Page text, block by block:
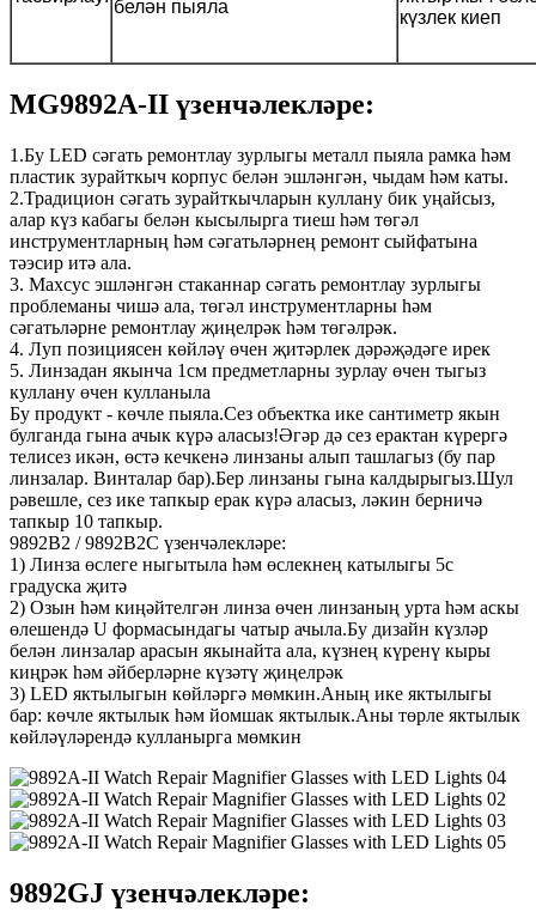
белән пыяла
күзлек киеп
MG9892A-II үзенчәлекләре:
1.Бу LED сәгать ремонтлау зурлыгы металл пыяла рамка һәм
пластик зурайткыч корпус белән эшләнгән, чыдам һәм каты.
2.Традицион сәгать зурайткычларын куллану бик уңайсыз,
алар күз кабагы белән кысылырга тиеш һәм төгәл
инструментларның һәм сәгатьләрнең ремонт сыйфатына
тәэсир итә ала.
3. Махсус эшләнгән стаканнар сәгать ремонтлау зурлыгы
проблеманы чишә ала, төгәл инструментларны һәм
сәгатьләрне ремонтлау җиңелрәк һәм төгәлрәк.
4. Луп позициясен көйләү өчен җитәрлек дәрәҗәдәге ирек
5. Линзадан якынча 1см предметларны зурлау өчен тыгыз
куллану өчен кулланыла
Бу продукт - көчле пыяла.Сез объектка ике сантиметр якын
булганда гына ачык күрә аласыз!Әгәр дә сез ерактан күрергә
телисез икән, өстә кечкенә линзаны алып ташлагыз (бу пар
линзалар. Винталар бар).Бер линзаны гына калдырыгыз.Шул
рәвешле, сез ике тапкыр ерак күрә аласыз, ләкин берничә
тапкыр 10 тапкыр.
9892B2 / 9892B2C үзенчәлекләре:
1) Линза өслеге ныгытыла һәм өслекнең катылыгы 5с
градуска җитә
2) Озын һәм киңәйтелгән линза өчен линзаның урта һәм аскы
өлешендә U формасындагы чатыр ачыла.Бу дизайн күзләр
белән линзалар арасын якынайта ала, күзнең күренү кыры
киңрәк һәм әйберләрне күзәтү җиңелрәк
3) LED яктылыгын көйләргә мөмкин.Аның ике яктылыгы
бар: көчле яктылык һәм йомшак яктылык.Аны төрле яктылык
көйләүләрендә кулланырга мөмкин
9892GJ үзенчәлекләре: